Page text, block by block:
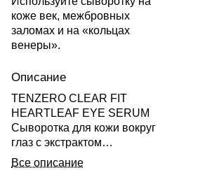
коже век, межбровных
заломах и на «кольцах
венеры».
Описание
TENZERO CLEAR FIT
HEARTLEAF EYE SERUM
Сыворотка для кожи вокруг
глаз с экстрактом
хауттюйнии 30мл
Все описание